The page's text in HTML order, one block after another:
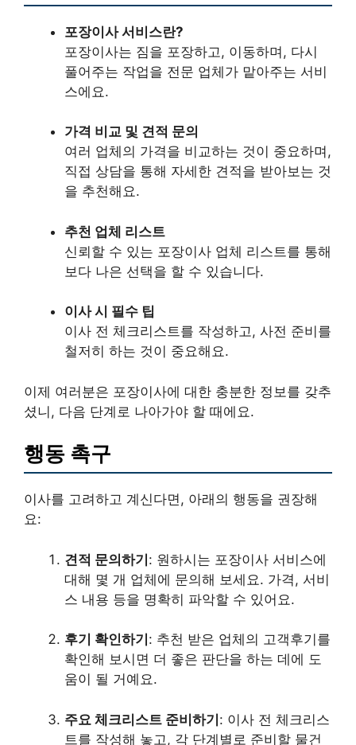
포장이사 서비스란?
포장이사는 짐을 포장하고, 이동하며, 다시
풀어주는 작업을 전문 업체가 맡아주는 서비
스에요.
가격 비교 및 견적 문의
여러 업체의 가격을 비교하는 것이 중요하며,
직접 상담을 통해 자세한 견적을 받아보는 것
을 추천해요.
추천 업체 리스트
신뢰할 수 있는 포장이사 업체 리스트를 통해
보다 나은 선택을 할 수 있습니다.
이사 시 필수 팁
이사 전 체크리스트를 작성하고, 사전 준비를
철저히 하는 것이 중요해요.
이제 여러분은 포장이사에 대한 충분한 정보를 갖추
셨니, 다음 단계로 나아가야 할 때에요.
행동 촉구
이사를 고려하고 계신다면, 아래의 행동을 권장해
요:
견적 문의하기: 원하시는 포장이사 서비스에
대해 몇 개 업체에 문의해 보세요. 가격, 서비
스 내용 등을 명확히 파악할 수 있어요.
후기 확인하기 : 추천 받은 업체의 고객후기를
확인해 보시면 더 좋은 판단을 하는 데에 도
움이 될 거예요.
주요 체크리스트 준비하기: 이사 전 체크리스
트를 작성해 놓고, 각 단계별로 준비할 물건